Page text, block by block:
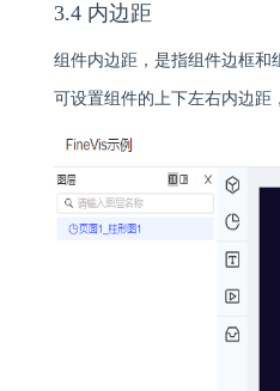
3.4 内边距
组件内边距，是指组件边框和
可设置组件的上下左右内边距